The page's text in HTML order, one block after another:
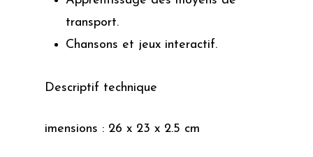
transport.
Chansons et jeux interactif.
Descriptif technique
imensions : ‎26 x 23 x 2.5 cm